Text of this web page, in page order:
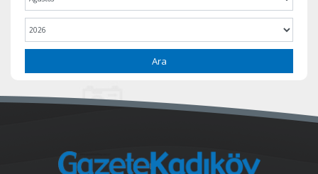
Ara